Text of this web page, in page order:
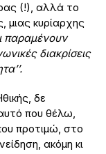
(!), αλλά το
μιας κυρίαρχης
παραμένουν
διακρίσεις
δε
που θέλω,
προτιμώ, στο
ακόμη κι